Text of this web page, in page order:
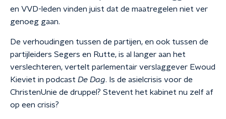
en VVD-leden vinden juist dat de maatregelen niet ver
genoeg gaan.
De verhoudingen tussen de partijen, en ook tussen de
partijleiders Segers en Rutte, is al langer aan het
verslechteren, vertelt parlementair verslaggever Ewoud
Kieviet in podcast De Dag. Is de asielcrisis voor de
ChristenUnie de druppel? Stevent het kabinet nu zelf af
op een crisis?